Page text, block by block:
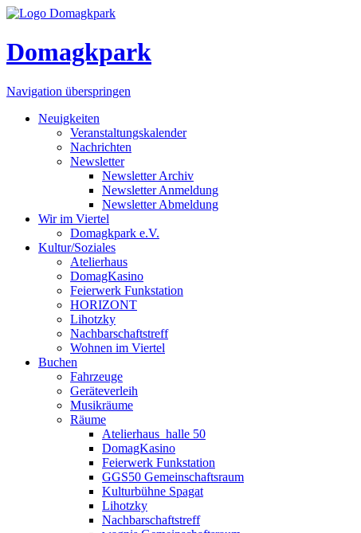
Domagkpark
Navigation überspringen
Neuigkeiten
Veranstaltungskalender
Nachrichten
Newsletter
Newsletter Archiv
Newsletter Anmeldung
Newsletter Abmeldung
Wir im Viertel
Domagkpark e.V.
Kultur/Soziales
Atelierhaus
DomagKasino
Feierwerk Funkstation
HORIZONT
Lihotzky
Nachbarschaftstreff
Wohnen im Viertel
Buchen
Fahrzeuge
Geräteverleih
Musikräume
Räume
Atelierhaus_halle 50
DomagKasino
Feierwerk Funkstation
GGS50 Gemeinschaftsraum
Kulturbühne Spagat
Lihotzky
Nachbarschaftstreff